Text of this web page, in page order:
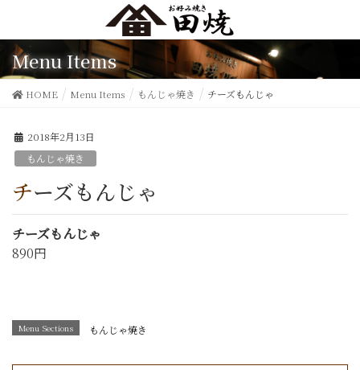
Menu Items
HOME Menu Items もんじゃ焼き チーズもんじゃ
2018年2月13日
もんじゃ焼き
チーズもんじゃ
チーズもんじゃ
890円
Menu Sections もんじゃ焼き